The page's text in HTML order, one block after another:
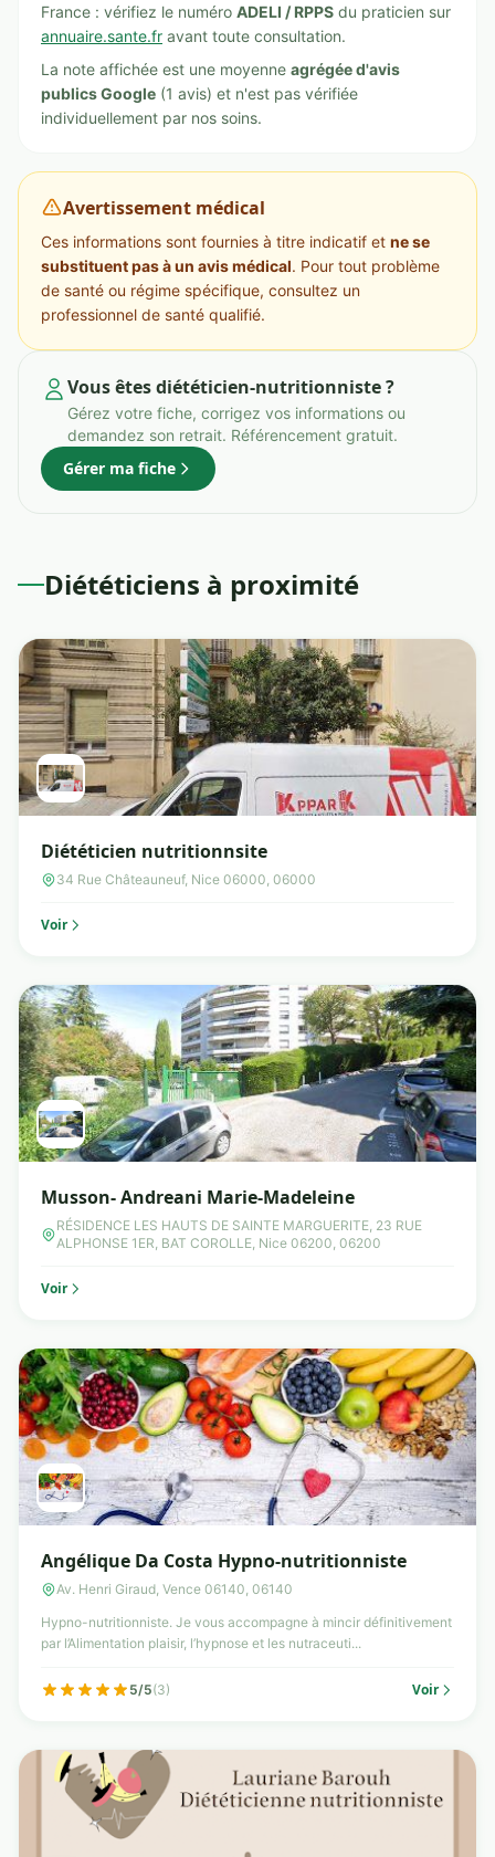
France : vérifiez le numéro ADELI / RPPS du praticien sur
annuaire.sante.fr avant toute consultation.
La note affichée est une moyenne agrégée d'avis
publics Google (1 avis) et n'est pas vérifiée
individuellement par nos soins.
Avertissement médical
Ces informations sont fournies à titre indicatif et ne se
substituent pas à un avis médical. Pour tout problème
de santé ou régime spécifique, consultez un
professionnel de santé qualifié.
Vous êtes diététicien-nutritionniste ?
Gérez votre fiche, corrigez vos informations ou
demandez son retrait. Référencement gratuit.
Gérer ma fiche
Diététiciens à proximité
Diététicien nutritionnsite
34 Rue Châteauneuf, Nice 06000, 06000
Voir
Musson- Andreani Marie-Madeleine
RÉSIDENCE LES HAUTS DE SAINTE MARGUERITE, 23 RUE
ALPHONSE 1ER, BAT COROLLE, Nice 06200, 06200
Voir
Angélique Da Costa Hypno-nutritionniste
Av. Henri Giraud, Vence 06140, 06140
Hypno-nutritionniste. Je vous accompagne à mincir définitivement
par l’Alimentation plaisir, l’hypnose et les nutraceuti...
5/5(3) Voir